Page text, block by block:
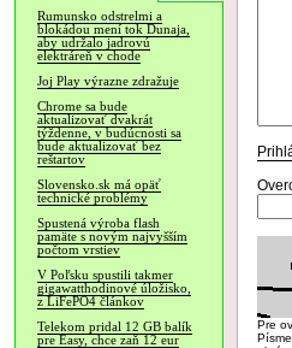
Rumunsko odstrelmi a
blokádou mení tok Dunaja,
aby udržalo jadrovú
elektráreň v chode
Joj Play výrazne zdražuje
Chrome sa bude
aktualizovať dvakrát
týždenne, v budúcnosti sa
bude aktualizovať bez
reštartov
Slovensko.sk má opäť
technické problémy
Spustená výroba flash
pamäte s novým najvyšším
počtom vrstiev
V Poľsku spustili takmer
gigawatthodinové úložisko,
z LiFePO4 článkov
Telekom pridal 12 GB balík
pre Easy, chce zaň 12 eur
Pre